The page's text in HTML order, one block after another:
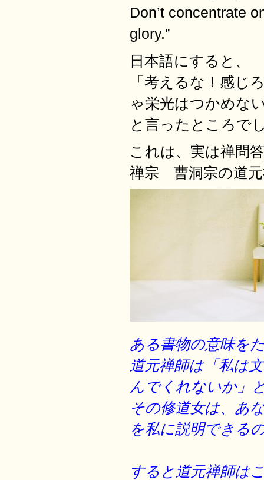
Don’t concentrate
glory.”
日本語にすると、
「考えるな！感じ
ゃ栄光はつかめな
と言ったところで
これは、実は禅問
禅宗 曹洞宗の道元
ある書物の意味を
道元禅師は「私は
んでくれないか」
その修道女は、 あ
を私に説明できる
すると道元禅師は